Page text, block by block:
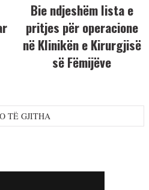
Bie ndjeshëm lista e
pritjes për operacione
në Klinikën e Kirurgjisë
së Fëmijëve
TË GJITHA